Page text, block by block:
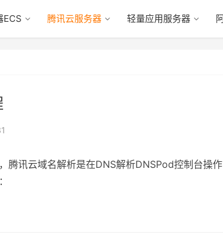
ECS 腾讯云服务器 轻量应用服务器
腾讯云域名解析是在DNS解析DNSPod控制台操作
：